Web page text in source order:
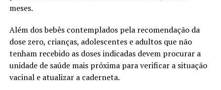
meses.
Além dos bebês contemplados pela recomendação da
dose zero, crianças, adolescentes e adultos que não
tenham recebido as doses indicadas devem procurar a
unidade de saúde mais próxima para verificar a situação
vacinal e atualizar a caderneta.